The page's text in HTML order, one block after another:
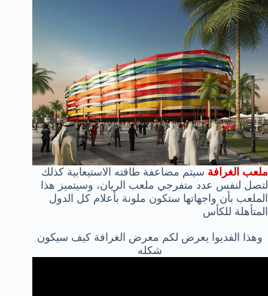
ملعب الغرافة سيتم مضاعفة طاقته الاستيعابية كذلك
لتصل لنفس عدد متفرجي ملعب الريان، وسيتميز هذا
الملعب بأن واجهاتها ستكون ملونة بأعلام كل الدول
المتأهلة للكأس
وهذا الفديوا يعرض لكم معرض الغرافة كيف سيكون
شكله